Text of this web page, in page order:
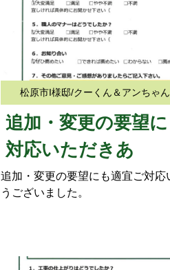
松原市I様邸/クーくん＆アンちゃ
追加・変更の要望
対応いただきあ
追加・変更の要望にも適宜ご対応
うございました。